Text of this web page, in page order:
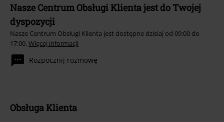
Nasze Centrum Obsługi Klienta jest do Twojej
dyspozycji
Nasze Centrum Obsługi Klienta jest dostępne dzisiaj od 09:00 do
17:00. Więcej informacji
Rozpocznij rozmowę
Obsługa Klienta